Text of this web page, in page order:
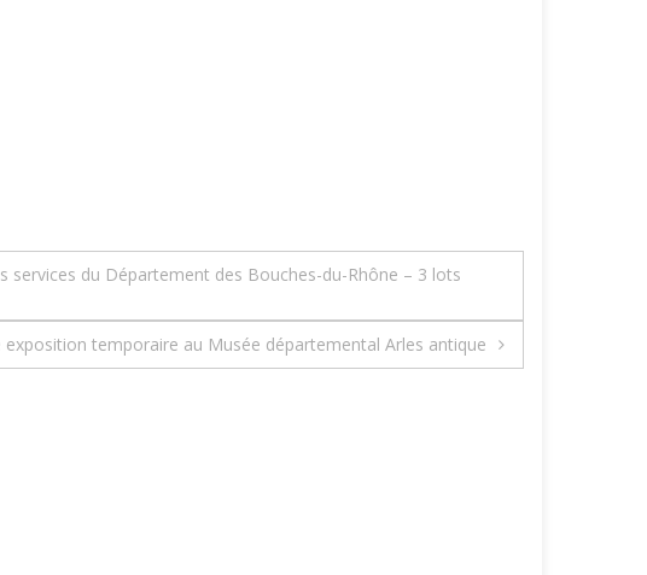
du Département des Bouches-du-Rhône – 3 lots
temporaire au Musée départemental Arles antique